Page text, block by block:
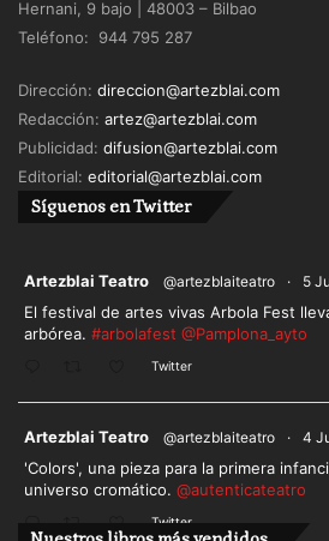
Hernani, 9 bajo | 48003 – Bilbao
Teléfono: 944 795 287
Dirección: direccion@artezblai.com
Redacción: artez@artezblai.com
Publicidad: difusion@artezblai.com
Editorial: editorial@artezblai.com
Síguenos en Twitter
Artezblai Teatro @artezblaiteatro · 5
El festival de artes vivas Arbola Fest
arbórea. #arbolafest @Pamplona_ayto
Twitter
Artezblai Teatro @artezblaiteatro · 4
'Colors', una pieza para la primera
universo cromático. @autenticateatro
Twitter